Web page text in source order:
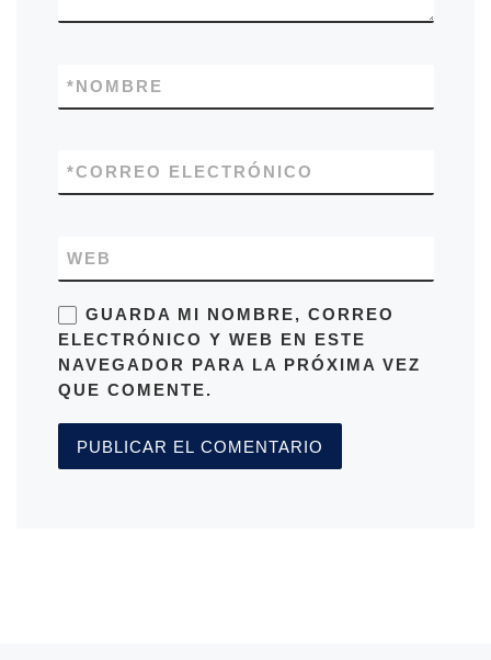
NOMBRE
*
CORREO ELECTRÓNICO
*
WEB
GUARDA MI NOMBRE, CORREO
ELECTRÓNICO Y WEB EN ESTE
NAVEGADOR PARA LA PRÓXIMA VEZ
QUE COMENTE.